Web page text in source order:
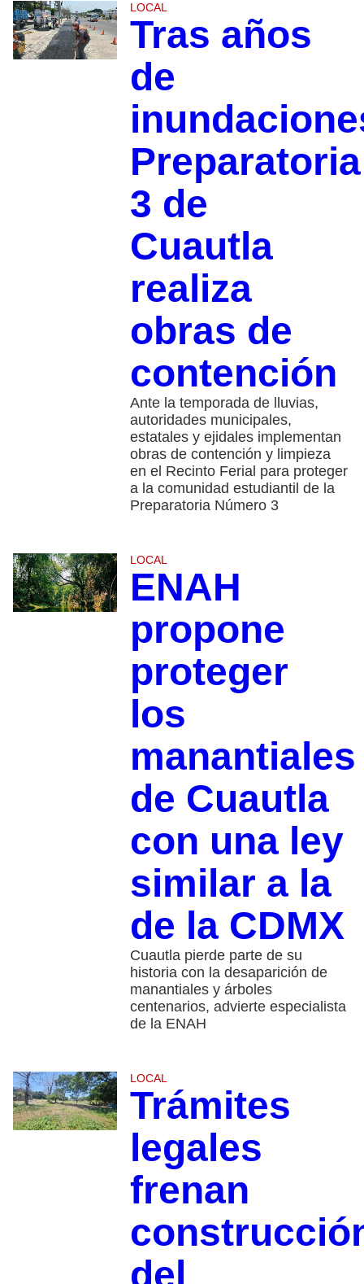
LOCAL
Tras años
de
Preparatoria
3 de
Cuautla
realiza
obras de
contención
Ante la temporada de lluvias,
autoridades municipales,
estatales y ejidales implementan
obras de contención y limpieza
en el Recinto Ferial para proteger
a la comunidad estudiantil de la
Preparatoria Número 3
LOCAL
ENAH
propone
proteger
los
manantiales
de Cuautla
con una ley
similar a la
de la CDMX
Cuautla pierde parte de su
historia con la desaparición de
manantiales y árboles
centenarios, advierte especialista
de la ENAH
LOCAL
Trámites
legales
frenan
del